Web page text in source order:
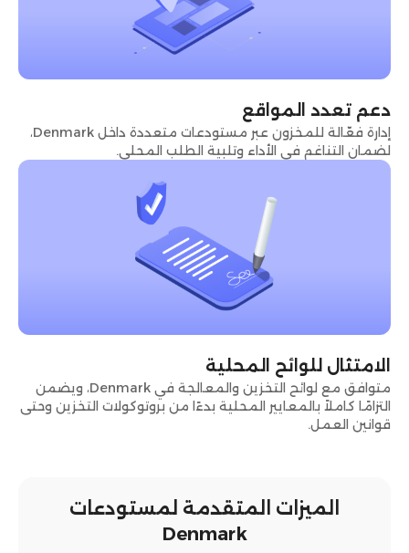
دعم تعدد المواقع
إدارة فعّالة للمخزون عبر مستودعات متعددة داخل Denmark،
لضمان التناغم في الأداء وتلبية الطلب المحلي.
الامتثال للوائح المحلية
متوافق مع لوائح التخزين والمعالجة في Denmark، ويضمن
التزامًا كاملاً بالمعايير المحلية بدءًا من بروتوكولات التخزين وحتى
قوانين العمل.
الميزات المتقدمة لمستودعات
Denmark